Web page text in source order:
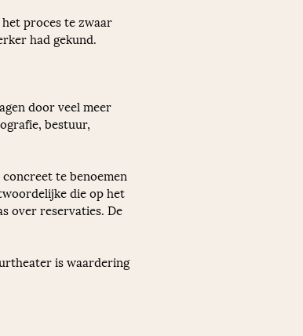
proces te zwaar
had gekund.
door veel meer
bestuur,
te benoemen
die op het
over reservaties. De
is waardering